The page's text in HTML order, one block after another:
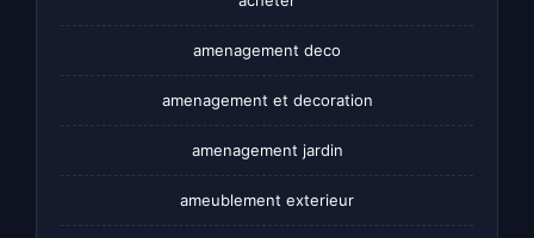
amenagement deco
amenagement et decoration
amenagement jardin
ameublement exterieur